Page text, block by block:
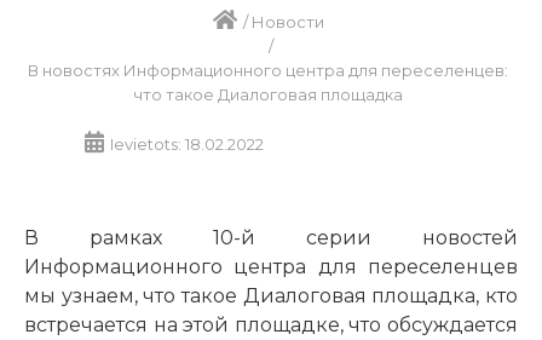
/Новости
/
В новостях Информационного центра для переселенцев:
что такое Диалоговая площадка
Ievietots: 18.02.2022
В рамках 10-й серии новостей
Информационного центра для переселенцев
мы узнаем, что такое Диалоговая площадка, кто
встречается на этой площадке, что обсуждается